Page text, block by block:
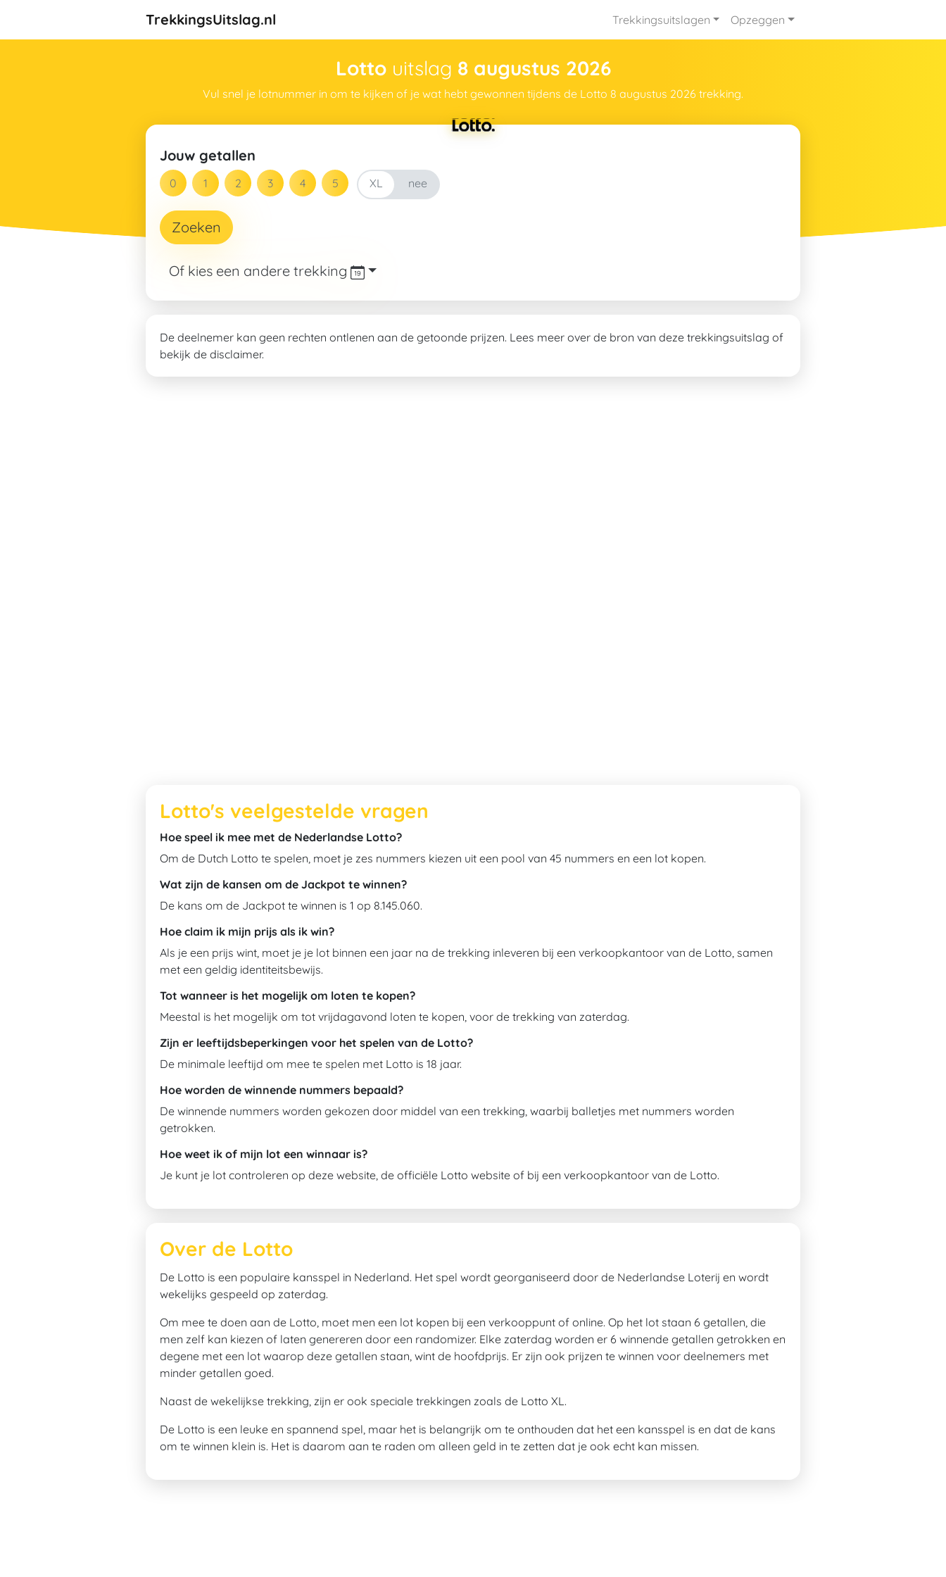
TrekkingsUitslag.nl Trekkingsuitslagen Opzeggen
Lotto uitslag 8 augustus 2026
Vul snel je lotnummer in om te kijken of je wat hebt gewonnen tijdens de Lotto 8 augustus 2026 trekking.
Jouw getallen
XL
nee
Zoeken
Of kies een andere trekking
De deelnemer kan geen rechten ontlenen aan de getoonde prijzen. Lees meer over de bron van deze trekkingsuitslag of
bekijk de disclaimer.
Lotto's veelgestelde vragen
Hoe speel ik mee met de Nederlandse Lotto?
Om de Dutch Lotto te spelen, moet je zes nummers kiezen uit een pool van 45 nummers en een lot kopen.
Wat zijn de kansen om de Jackpot te winnen?
De kans om de Jackpot te winnen is 1 op 8.145.060.
Hoe claim ik mijn prijs als ik win?
Als je een prijs wint, moet je je lot binnen een jaar na de trekking inleveren bij een verkoopkantoor van de Lotto, samen
met een geldig identiteitsbewijs.
Tot wanneer is het mogelijk om loten te kopen?
Meestal is het mogelijk om tot vrijdagavond loten te kopen, voor de trekking van zaterdag.
Zijn er leeftijdsbeperkingen voor het spelen van de Lotto?
De minimale leeftijd om mee te spelen met Lotto is 18 jaar.
Hoe worden de winnende nummers bepaald?
De winnende nummers worden gekozen door middel van een trekking, waarbij balletjes met nummers worden
getrokken.
Hoe weet ik of mijn lot een winnaar is?
Je kunt je lot controleren op deze website, de officiële Lotto website of bij een verkoopkantoor van de Lotto.
Over de Lotto
De Lotto is een populaire kansspel in Nederland. Het spel wordt georganiseerd door de Nederlandse Loterij en wordt
wekelijks gespeeld op zaterdag.
Om mee te doen aan de Lotto, moet men een lot kopen bij een verkooppunt of online. Op het lot staan 6 getallen, die
men zelf kan kiezen of laten genereren door een randomizer. Elke zaterdag worden er 6 winnende getallen getrokken en
degene met een lot waarop deze getallen staan, wint de hoofdprijs. Er zijn ook prijzen te winnen voor deelnemers met
minder getallen goed.
Naast de wekelijkse trekking, zijn er ook speciale trekkingen zoals de Lotto XL.
De Lotto is een leuke en spannend spel, maar het is belangrijk om te onthouden dat het een kansspel is en dat de kans
om te winnen klein is. Het is daarom aan te raden om alleen geld in te zetten dat je ook echt kan missen.